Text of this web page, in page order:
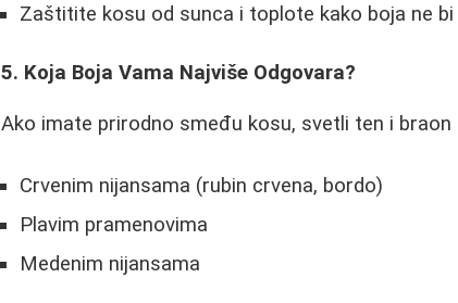
Zaštitite kosu od sunca i toplote kako boja ne bi
5. Koja Boja Vama Najviše Odgovara?
Ako imate prirodno smeđu kosu, svetli ten i
Crvenim nijansama (rubin crvena, bordo)
Plavim pramenovima
Medenim nijansama